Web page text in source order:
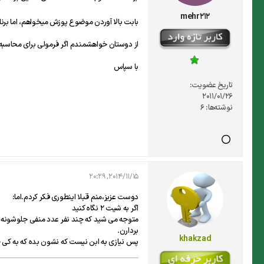
mehr212
تاریخ عضویت:
2011/01/26
نوشته‌ها: 6
بابت بالا آوردن موضوع پوزش میخواهم، اما
از دوستان خواهشمندم اگر فرمولی برای
با سپاس
khakzad
2014/11/15, 20:29
دوست عزیز،منم قبلا اینطوری فکر کردم.اما:
اگر به شیت 2 نگاه کنید
متوجه می شید که چند نفر عدد منفی جلوشونه،
بردارن.
پس نیازی به ابن نیست که نشون بده که به کی